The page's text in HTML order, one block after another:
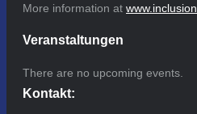
More information at
Veranstaltungen
There are no upcoming events.
Kontakt: